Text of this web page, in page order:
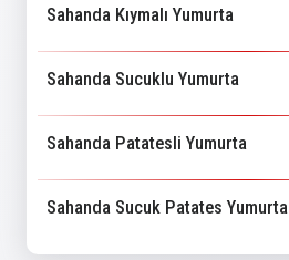
Sahanda Kıymalı Yumurta
Sahanda Sucuklu Yumurta
Sahanda Patatesli Yumurta
Sahanda Sucuk Patates Yumurta